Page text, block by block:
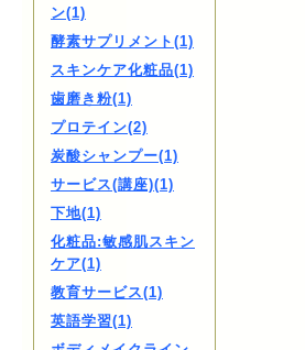
ン(1)
酵素サプリメント(1)
スキンケア化粧品(1)
歯磨き粉(1)
プロテイン(2)
炭酸シャンプー(1)
サービス(講座)(1)
下地(1)
化粧品:敏感肌スキン
ケア(1)
教育サービス(1)
英語学習(1)